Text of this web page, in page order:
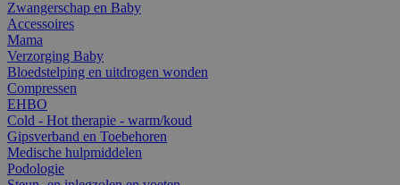
Zwangerschap en Baby
Accessoires
Mama
Verzorging Baby
Bloedstelping en uitdrogen wonden
Compressen
EHBO
Cold - Hot therapie - warm/koud
Gipsverband en Toebehoren
Medische hulpmiddelen
Podologie